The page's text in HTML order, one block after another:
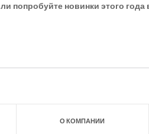
новинки этого года
О КОМПАНИИ